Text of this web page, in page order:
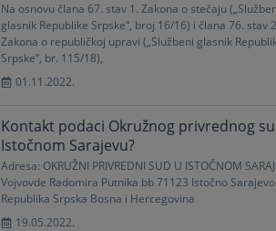
Na osnovu člana 67. stav 1. Zakona o stečaju
glasnik Republike Srpske“, broj 16/16) i člana 76. stav
Zakona o republičkoj upravi („Službeni glasnik
Srpske”, br. 115/18),
01.11.2022.
Kontakt podaci Okružnog privrednog
Istočnom Sarajevu?
Adresa: OKRUŽNI PRIVREDNI SUD U ISTOČNOM
Vojvovde Radomira Putnika bb 71123 Istočno Sarajevo
Republika Srpska Bosna i Hercegovina
19.05.2022.